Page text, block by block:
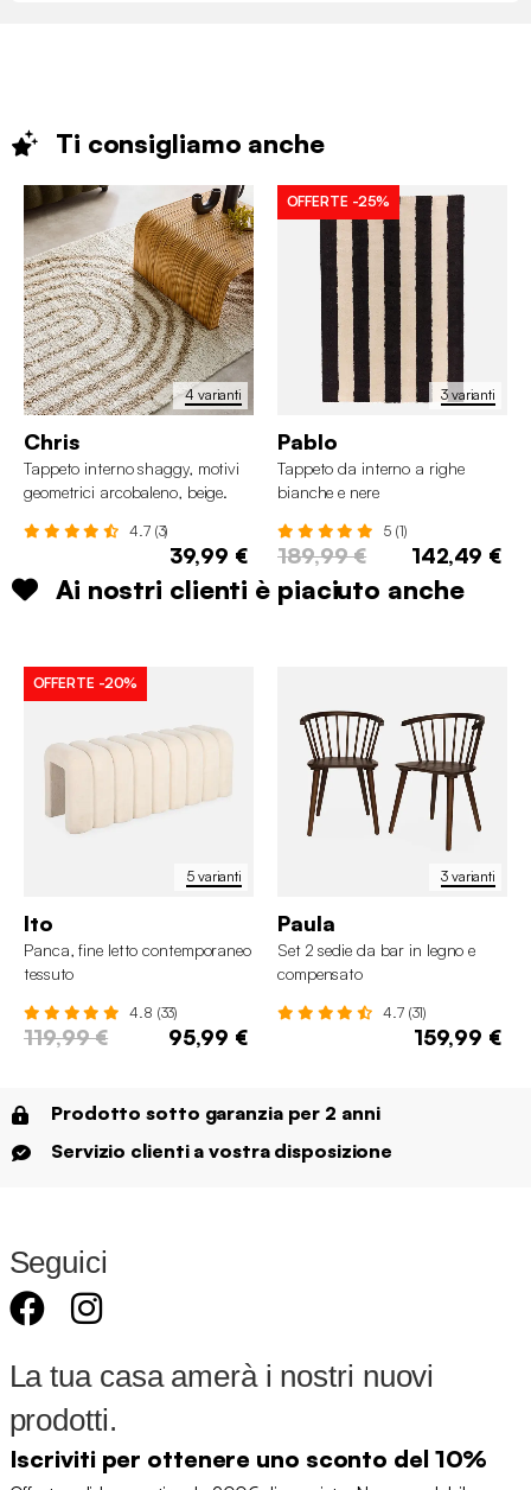
Ti consigliamo anche
4 varianti
Chris
Tappeto interno shaggy, motivi
geometrici arcobaleno, beige.
4.7 (3)
39,99 €
3 varianti
OFFERTE -25%
Pablo
Tappeto da interno a righe
bianche e nere
5 (1)
189,99 € 142,49 €
Ai nostri clienti è piaciuto anche
5 varianti
OFFERTE -20%
Ito
Panca, fine letto contemporaneo
tessuto
4.8 (33)
119,99 € 95,99 €
3 varianti
Paula
Set 2 sedie da bar in legno e
compensato
4.7 (31)
159,99 €
Prodotto sotto garanzia per 2 anni
Servizio clienti a vostra disposizione
Seguici
La tua casa amerà i nostri nuovi
prodotti.
Iscriviti per ottenere uno sconto del 10%